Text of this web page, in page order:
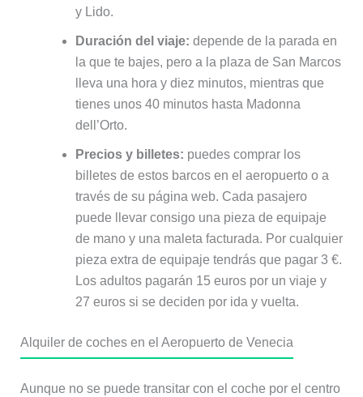
y Lido.
Duración del viaje: depende de la parada en
la que te bajes, pero a la plaza de San Marcos
lleva una hora y diez minutos, mientras que
tienes unos 40 minutos hasta Madonna
dell’Orto.
Precios y billetes: puedes comprar los
billetes de estos barcos en el aeropuerto o a
través de su página web. Cada pasajero
puede llevar consigo una pieza de equipaje
de mano y una maleta facturada. Por cualquier
pieza extra de equipaje tendrás que pagar 3 €.
Los adultos pagarán 15 euros por un viaje y
27 euros si se deciden por ida y vuelta.
Alquiler de coches en el Aeropuerto de Venecia
Aunque no se puede transitar con el coche por el centro